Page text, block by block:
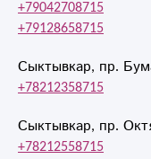
+79042708715
+79128658715
Сыктывкар, пр.
+78212358715
Сыктывкар, пр.
+78212558715